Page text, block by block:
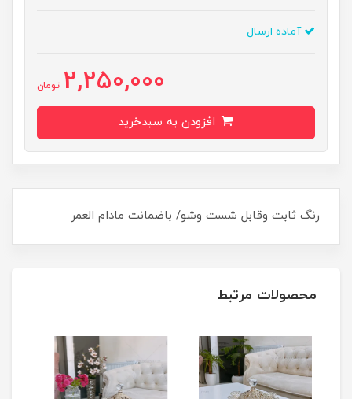
آماده ارسال
2,250,000 تومان
رنگ ثابت وقابل شست وشو/ باضمانت مادام العمر
محصولات مرتبط